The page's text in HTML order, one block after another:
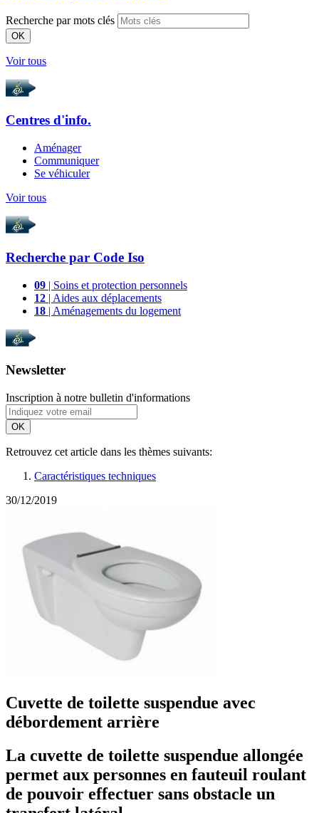
Recherche par mots clés
OK
Voir tous
Centres d'info.
Aménager
Communiquer
Se véhiculer
Voir tous
Recherche par Code Iso
09 | Soins et protection personnels
12 | Aides aux déplacements
18 | Aménagements du logement
Newsletter
Inscription à notre bulletin d'informations
OK
Retrouvez cet article dans les thèmes suivants:
Caractéristiques techniques
30/12/2019
Cuvette de toilette suspendue avec
débordement arrière
La cuvette de toilette suspendue allongée
permet aux personnes en fauteuil roulant
de pouvoir effectuer sans obstacle un